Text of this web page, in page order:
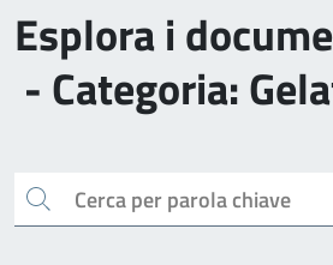
Esplora i
- Categoria:
Cerca